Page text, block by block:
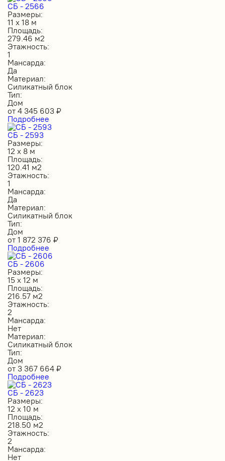
СБ - 2566
Размеры:
11 х 18 м
Площадь:
279.46 м2
Этажность:
1
Мансарда:
Да
Материал:
Силикатный блок
Тип:
Дом
от 4 345 603 ₽
Подробнее
СБ - 2593
Размеры:
12 х 8 м
Площадь:
120.41 м2
Этажность:
1
Мансарда:
Да
Материал:
Силикатный блок
Тип:
Дом
от 1 872 376 ₽
Подробнее
СБ - 2606
Размеры:
15 х 12 м
Площадь:
216.57 м2
Этажность:
2
Мансарда:
Нет
Материал:
Силикатный блок
Тип:
Дом
от 3 367 664 ₽
Подробнее
СБ - 2623
Размеры:
12 х 10 м
Площадь:
218.50 м2
Этажность:
2
Мансарда:
Нет